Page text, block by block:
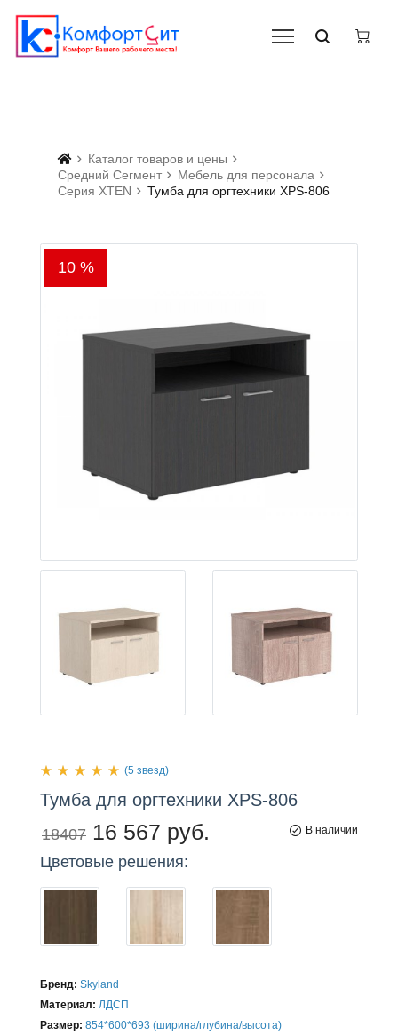
Каталог товаров и цены
Средний Сегмент
Мебель для персонала
Серия XTEN
Тумба для оргтехники XPS-806
10 %
(5 звезд)
Тумба для оргтехники XPS-806
18407 16 567 руб. В наличии
Цветовые решения:
Бренд: Skyland
Материал: ЛДСП
Размер: 854*600*693 (ширина/глубина/высота)